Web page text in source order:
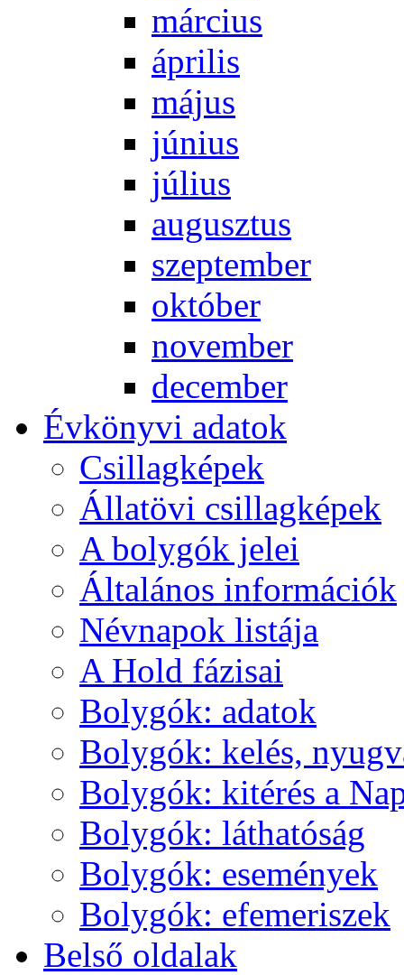
már­ci­us
áp­ri­lis
má­jus
jú­ni­us
jú­li­us
au­gusz­tus
szep­tem­ber
ok­tó­ber
no­vem­ber
de­cem­ber
Év­köny­vi ada­tok
Csil­lag­ké­pek
Ál­lat­övi csil­lag­ké­pek
A boly­gók je­lei
Ál­ta­lá­nos in­for­má­ci­ók
Név­na­pok lis­tá­ja
A Hold fá­zi­sai
Boly­gók: ada­tok
Boly­gók: ke­lés,
Boly­gók: ki­té­rés a
Boly­gók: lát­ha­tó­ság
Boly­gók: ese­mé­nyek
Boly­gók: efe­me­ri­szek
Bel­ső ol­da­lak